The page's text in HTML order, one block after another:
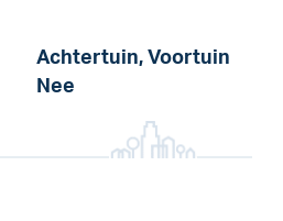
Achtertuin, Voortuin
Nee